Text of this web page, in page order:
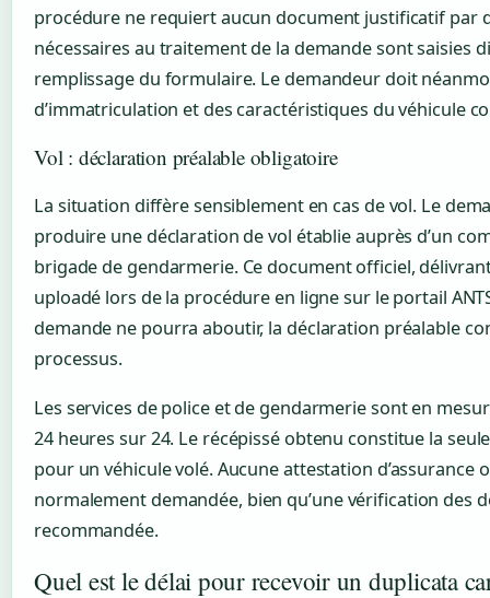
procédure ne requiert aucun document justificatif par
nécessaires au traitement de la demande sont saisies
remplissage du formulaire. Le demandeur doit
d’immatriculation et des caractéristiques du véhicule
Vol : déclaration préalable obligatoire
La situation diffère sensiblement en cas de vol. Le
produire une déclaration de vol établie auprès d’un
brigade de gendarmerie. Ce document officiel,
uploadé lors de la procédure en ligne sur le portail
demande ne pourra aboutir, la déclaration préalable
processus.
Les services de police et de gendarmerie sont en
24 heures sur 24. Le récépissé obtenu constitue la
pour un véhicule volé. Aucune attestation d’assurance
normalement demandée, bien qu’une vérification des
recommandée.
Quel est le délai pour recevoir un duplicata